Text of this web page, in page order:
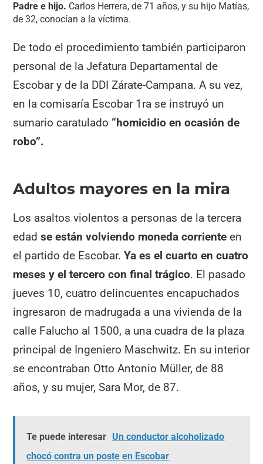
Padre e hijo. Carlos Herrera, de 71 años, y su hijo Matías,
de 32, conocían a la víctima.
De todo el procedimiento también participaron
personal de la Jefatura Departamental de
Escobar y de la DDI Zárate-Campana. A su vez,
en la comisaría Escobar 1ra se instruyó un
sumario caratulado “homicidio en ocasión de
robo”.
Adultos mayores en la mira
Los asaltos violentos a personas de la tercera
edadse están volviendo moneda corriente en
el partido de Escobar.Ya es el cuarto en cuatro
meses y el tercero con final trágico. El pasado
jueves 10, cuatro delincuentes encapuchados
ingresaron de madrugada a una vivienda de la
calle Falucho al 1500, a una cuadra de la plaza
principal de Ingeniero Maschwitz. En su interior
se encontraban Otto Antonio Müller, de 88
años, y su mujer, Sara Mor, de 87.
Te puede interesar Un conductor alcoholizado
chocó contra un poste en Escobar